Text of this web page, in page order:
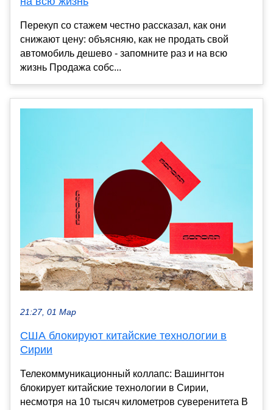
Перекуп со стажем честно рассказал, как они
снижают цену: объясняю, как не продать свой
автомобиль дешево - запомните раз и на всю
жизнь Продажа собс...
21:27, 01 Мар
США блокируют китайские технологии в
Сирии
Телекоммуникационный коллапс: Вашингтон
блокирует китайские технологии в Сирии,
несмотря на 10 тысяч километров суверенитета В